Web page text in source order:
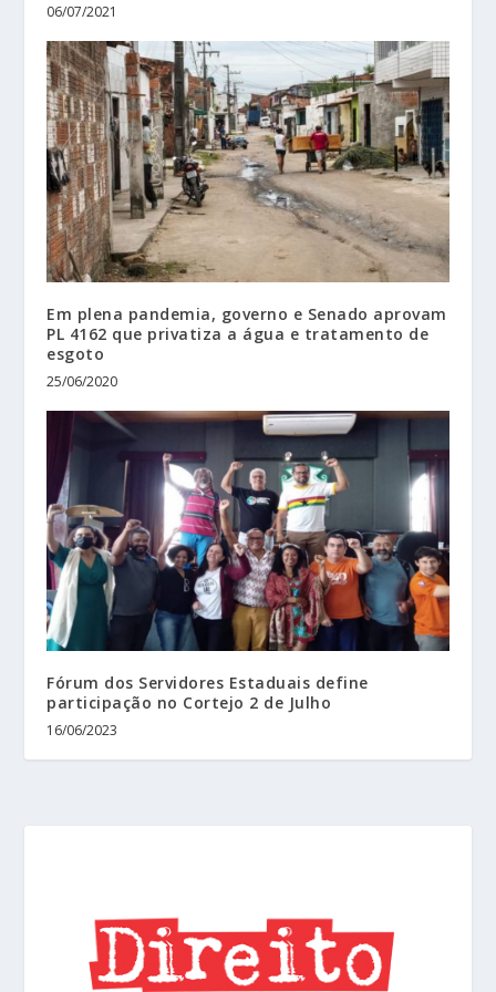
06/07/2021
Em plena pandemia, governo e Senado aprovam
PL 4162 que privatiza a água e tratamento de
esgoto
25/06/2020
Fórum dos Servidores Estaduais define
participação no Cortejo 2 de Julho
16/06/2023